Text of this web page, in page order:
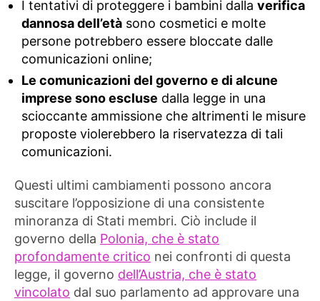
I tentativi di proteggere i bambini dalla verifica
dannosa dell’età sono cosmetici e molte
persone potrebbero essere bloccate dalle
comunicazioni online;
Le comunicazioni del governo e di alcune
imprese sono escluse dalla legge in una
scioccante ammissione che altrimenti le misure
proposte violerebbero la riservatezza di tali
comunicazioni.
Questi ultimi cambiamenti possono ancora
suscitare l’opposizione di una consistente
minoranza di Stati membri. Ciò include il
governo della Polonia, che è stato
profondamente critico nei confronti di questa
legge, il governo dell’Austria, che è stato
vincolato dal suo parlamento ad approvare una